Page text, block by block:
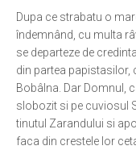
Evenimente
Biserici și
Viață curată
Nevoințe
Familia de azi
Dupa ce strabatu o
îndemnând, cu multa
se departeze de
din partea papistasilor,
Bobâlna. Dar Domnul,
slobozit si pe cuviosul
tinutul Zarandului si
faca din crestele lor